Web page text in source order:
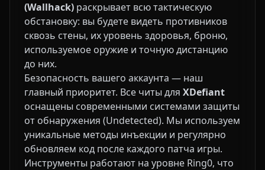
(Wallhack) раскрывает всю тактическую
обстановку: вы будете видеть противников
сквозь стены, их уровень здоровья, броню,
используемое оружие и точную дистанцию
до них.
Безопасность вашего аккаунта — наш
главный приоритет. Все читы для XDefiant
оснащены современными системами защиты
от обнаружения (Undetected). Мы используем
уникальные методы инъекции и регулярно
обновляем код после каждого патча игры.
Инструменты работают на уровне Ring0, что